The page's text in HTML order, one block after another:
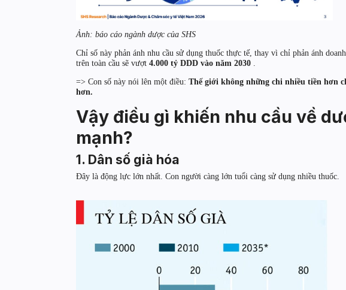
Ảnh: báo cáo ngành dược của SHS
Chỉ số này phản ánh nhu cầu sử dụng thuốc thực tế, thay vì chỉ phản ánh
trên toàn cầu sẽ vượt 4.000 tỷ DDD vào năm 2030
=> Con số này nói lên một điều: Thế giới không những chi nhiều tiền hơn
hơn.
Vậy điều gì khiến nhu cầu về
mạnh?
1. Dân số già hóa
Đây là động lực lớn nhất. Con người càng lớn tuổi càng sử dụng nhiều thuốc.